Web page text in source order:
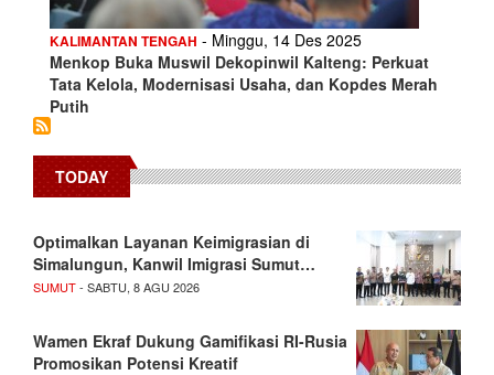
KALIMANTAN TENGAH - Minggu, 14 Des 2025
Menkop Buka Muswil Dekopinwil Kalteng: Perkuat
Tata Kelola, Modernisasi Usaha, dan Kopdes Merah
Putih
TODAY
Optimalkan Layanan Keimigrasian di
Simalungun, Kanwil Imigrasi Sumut…
SUMUT- SABTU, 8 AGU 2026
Wamen Ekraf Dukung Gamifikasi RI-Rusia
Promosikan Potensi Kreatif